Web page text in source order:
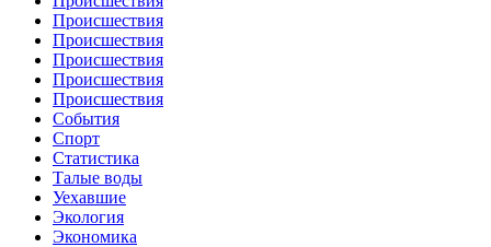
Происшествия
Происшествия
Происшествия
Происшествия
Происшествия
События
Спорт
Статистика
Талые воды
Уехавшие
Экология
Экономика